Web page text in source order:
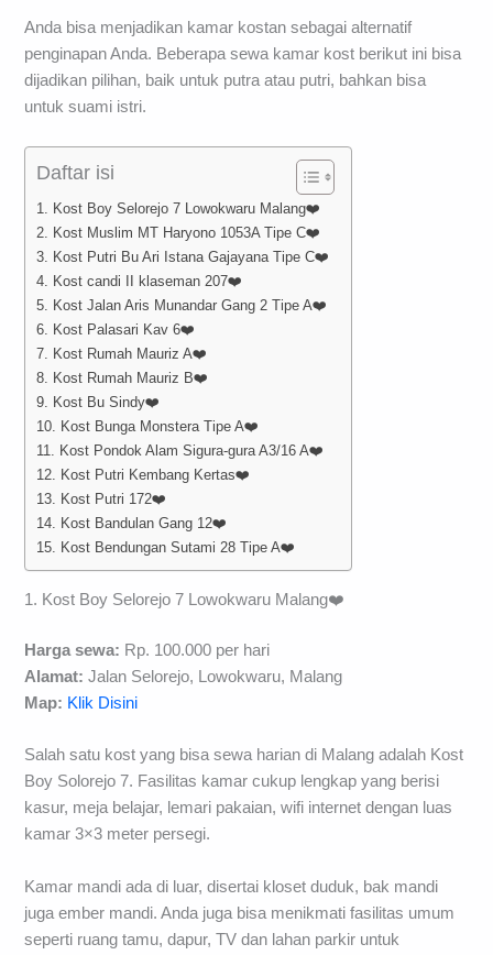
Anda bisa menjadikan kamar kostan sebagai alternatif
penginapan Anda. Beberapa sewa kamar kost berikut ini bisa
dijadikan pilihan, baik untuk putra atau putri, bahkan bisa
untuk suami istri.
Daftar isi
1. Kost Boy Selorejo 7 Lowokwaru Malang❤️
2. Kost Muslim MT Haryono 1053A Tipe C❤️
3. Kost Putri Bu Ari Istana Gajayana Tipe C❤️
4. Kost candi II klaseman 207❤️
5. Kost Jalan Aris Munandar Gang 2 Tipe A❤️
6. Kost Palasari Kav 6❤️
7. Kost Rumah Mauriz A❤️
8. Kost Rumah Mauriz B❤️
9. Kost Bu Sindy❤️
10. Kost Bunga Monstera Tipe A❤️
11. Kost Pondok Alam Sigura-gura A3/16 A❤️
12. Kost Putri Kembang Kertas❤️
13. Kost Putri 172❤️
14. Kost Bandulan Gang 12❤️
15. Kost Bendungan Sutami 28 Tipe A❤️
1. Kost Boy Selorejo 7 Lowokwaru Malang❤️
Harga sewa: Rp. 100.000 per hari
Alamat: Jalan Selorejo, Lowokwaru, Malang
Map: Klik Disini
Salah satu kost yang bisa sewa harian di Malang adalah Kost
Boy Solorejo 7. Fasilitas kamar cukup lengkap yang berisi
kasur, meja belajar, lemari pakaian, wifi internet dengan luas
kamar 3×3 meter persegi.
Kamar mandi ada di luar, disertai kloset duduk, bak mandi
juga ember mandi. Anda juga bisa menikmati fasilitas umum
seperti ruang tamu, dapur, TV dan lahan parkir untuk